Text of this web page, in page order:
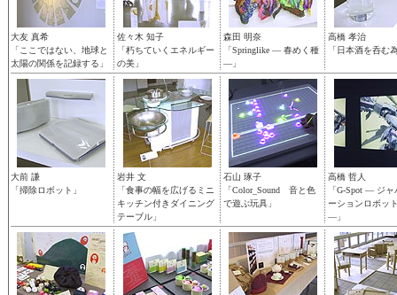
大友 真希
「ここではない、地球と
太陽の関係を記録する」
佐々木 知子
「朽ちていくエネルギー
の美」
森田 明奈
「Springlike — 春めく種
—」
高橋 孝治
「日本酒を呑む
大前 謙
「掃除ロボット」
岩井 文
「食事の幅を広げるミニ
キッチン付きダイニング
テーブル」
石山 琢子
「Color_Sound 音と色
で遊ぶ玩具」
高橋 哲人
「G-Spot — ジャ
ーションロボッ
—」